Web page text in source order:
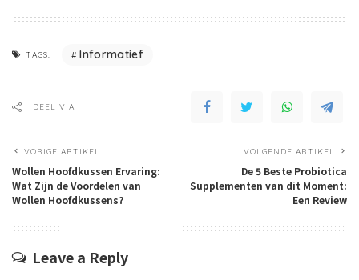
TAGS: Informatief
DEEL VIA
VORIGE ARTIKEL
Wollen Hoofdkussen Ervaring:
Wat Zijn de Voordelen van
Wollen Hoofdkussens?
VOLGENDE ARTIKEL
De 5 Beste Probiotica
Supplementen van dit Moment:
Een Review
Leave a Reply